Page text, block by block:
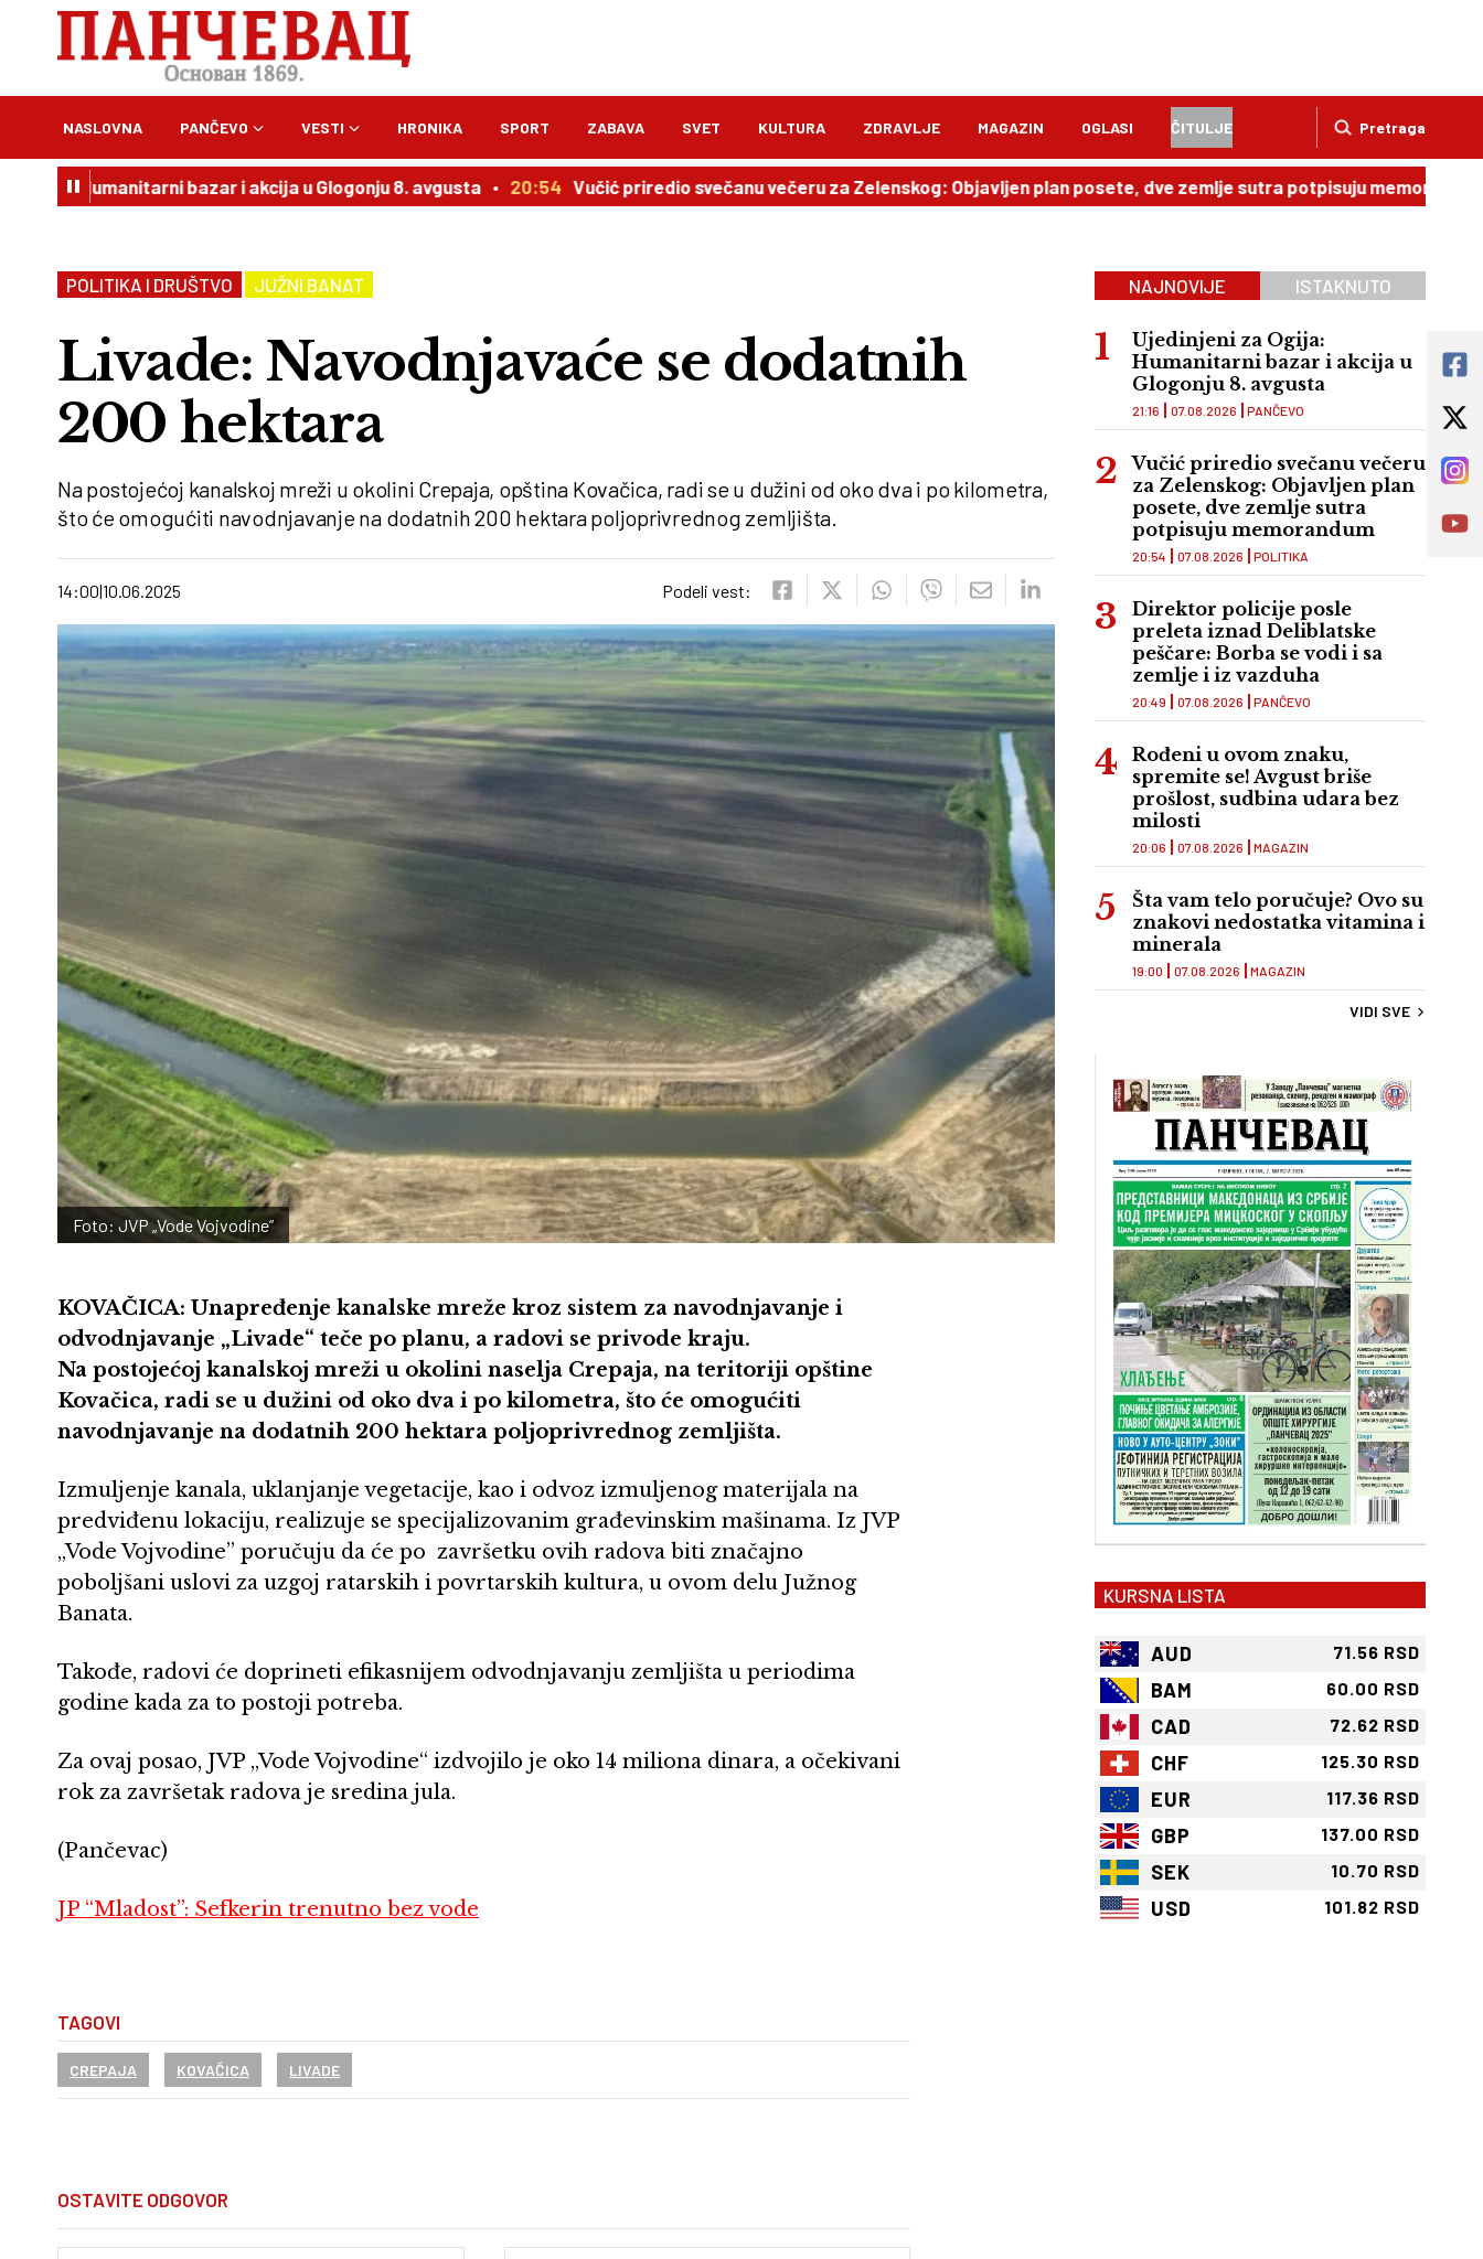
Pretraga
NASLOVNA PANČEVO VESTI HRONIKA SPORT ZABAVA SVET KULTURA ZDRAVLJE MAGAZIN OGLASI ČITULJE
bazar i akcija u Glogonju 8. avgusta 20:54 Vučić priredio svečanu večeru za Zelenskog: Objavljen plan posete, dve zemlje sutra potpisuju memorandum
POLITIKA I DRUŠTVO JUŽNI BANAT
Livade: Navodnjavaće se dodatnih
200 hektara
Na postojećoj kanalskoj mreži u okolini Crepaja, opština Kovačica, radi se u dužini od oko dva i po kilometra,
što će omogućiti navodnjavanje na dodatnih 200 hektara poljoprivrednog zemljišta.
14:00 10.06.2025 Podeli vest:
Foto: JVP „Vode Vojvodine”
KOVAČICA: Unapređenje kanalske mreže kroz sistem za navodnjavanje i
odvodnjavanje „Livade“ teče po planu, a radovi se privode kraju.
Na postojećoj kanalskoj mreži u okolini naselja Crepaja, na teritoriji opštine
Kovačica, radi se u dužini od oko dva i po kilometra, što će omogućiti
navodnjavanje na dodatnih 200 hektara poljoprivrednog zemljišta.
Izmuljenje kanala, uklanjanje vegetacije, kao i odvoz izmuljenog materijala na
predviđenu lokaciju, realizuje se specijalizovanim građevinskim mašinama. Iz JVP
„Vode Vojvodine” poručuju da će po završetku ovih radova biti značajno
poboljšani uslovi za uzgoj ratarskih i povrtarskih kultura, u ovom delu Južnog
Banata.
Takođe, radovi će doprineti efikasnijem odvodnjavanju zemljišta u periodima
godine kada za to postoji potreba.
Za ovaj posao, JVP „Vode Vojvodine“ izdvojilo je oko 14 miliona dinara, a očekivani
rok za završetak radova je sredina jula.
(Pančevac)
JP “Mladost”: Sefkerin trenutno bez vode
TAGOVI
CREPAJA KOVAČICA LIVADE
OSTAVITE ODGOVOR
NAJNOVIJE ISTAKNUTO
Ujedinjeni za Ogija:
Humanitarni bazar i akcija u
Glogonju 8. avgusta
PANČEVO
21:16 07.08.2026
Vučić priredio svečanu večeru
za Zelenskog: Objavljen plan
posete, dve zemlje sutra
potpisuju memorandum
POLITIKA
20:54 07.08.2026
Direktor policije posle
preleta iznad Deliblatske
peščare: Borba se vodi i sa
zemlje i iz vazduha
PANČEVO
20:49 07.08.2026
Rođeni u ovom znaku,
spremite se! Avgust briše
prošlost, sudbina udara bez
milosti
MAGAZIN
20:06 07.08.2026
Šta vam telo poručuje? Ovo su
znakovi nedostatka vitamina i
minerala
MAGAZIN
19:00 07.08.2026
VIDI SVE
KURSNA LISTA
AUD 71.56 RSD
BAM 60.00 RSD
CAD 72.62 RSD
CHF 125.30 RSD
EUR 117.36 RSD
GBP 137.00 RSD
SEK 10.70 RSD
USD 101.82 RSD